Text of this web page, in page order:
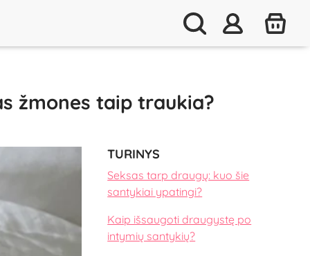
žmones taip traukia?
TURINYS
Seksas tarp draugų: kuo šie
santykiai ypatingi?
Kaip išsaugoti draugystę po
intymių santykių?